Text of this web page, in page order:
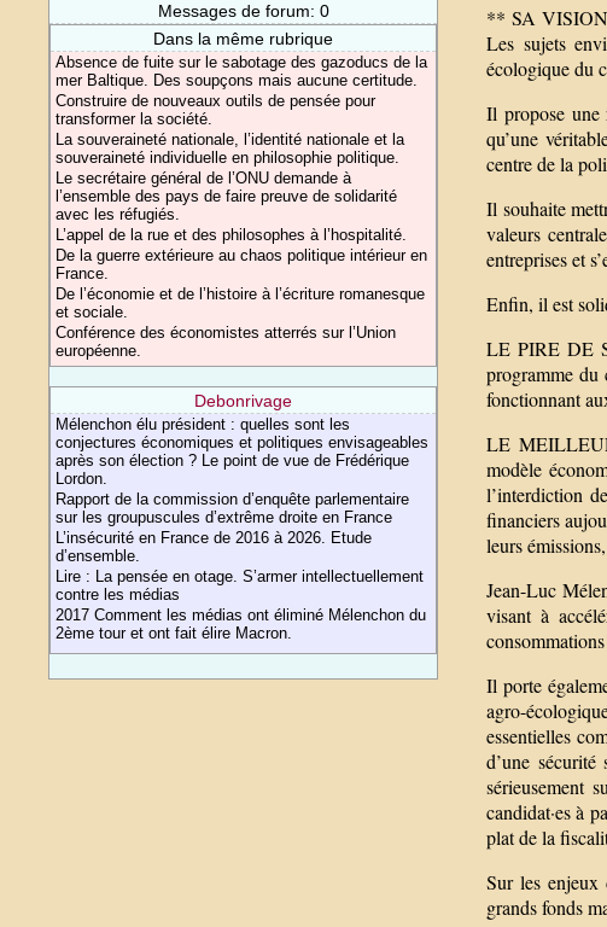
Messages de forum: 0
Dans la même rubrique
Absence de fuite sur le sabotage des gazoducs de la
mer Baltique. Des soupçons mais aucune certitude.
Construire de nouveaux outils de pensée pour
transformer la société.
La souveraineté nationale, l’identité nationale et la
souveraineté individuelle en philosophie politique.
Le secrétaire général de l’ONU demande à
l’ensemble des pays de faire preuve de solidarité
avec les réfugiés.
L’appel de la rue et des philosophes à l’hospitalité.
De la guerre extérieure au chaos politique intérieur en
France.
De l’économie et de l’histoire à l’écriture romanesque
et sociale.
Conférence des économistes atterrés sur l’Union
européenne.
Debonrivage
Mélenchon élu président : quelles sont les
conjectures économiques et politiques envisageables
après son élection ? Le point de vue de Frédérique
Lordon.
Rapport de la commission d’enquête parlementaire
sur les groupuscules d’extrême droite en France
L’insécurité en France de 2016 à 2026. Etude
d’ensemble.
Lire : La pensée en otage. S’armer intellectuellement
contre les médias
2017 Comment les médias ont éliminé Mélenchon du
2ème tour et ont fait élire Macron.
** SA VISION
Les sujets
écologique du
Il propose une
qu’une
centre de la
Il souhaite
valeurs
entreprises et
Enfin, il est
LE PIRE DE
programme du
fonctionnant
LE
modèle
l’interdiction
financiers
leurs
Jean-Luc
visant à
Il porte
agro-
essentielles
d’une
sérieusement
candidat·es à
plat de la
Sur les enjeux
grands fonds